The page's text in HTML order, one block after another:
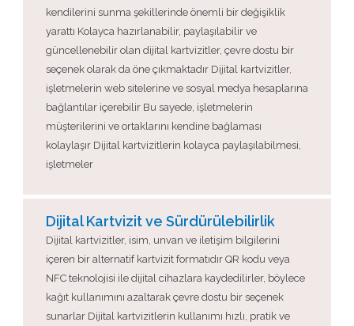
kendilerini sunma şekillerinde önemli bir değişiklik
yarattı Kolayca hazırlanabilir, paylaşılabilir ve
güncellenebilir olan dijital kartvizitler, çevre dostu bir
seçenek olarak da öne çıkmaktadır Dijital kartvizitler,
işletmelerin web sitelerine ve sosyal medya hesaplarına
bağlantılar içerebilir Bu sayede, işletmelerin
müşterilerini ve ortaklarını kendine bağlaması
kolaylaşır Dijital kartvizitlerin kolayca paylaşılabilmesi,
işletmeler
Dijital Kartvizit ve Sürdürülebilirlik
Dijital kartvizitler, isim, unvan ve iletişim bilgilerini
içeren bir alternatif kartvizit formatıdır QR kodu veya
NFC teknolojisi ile dijital cihazlara kaydedilirler, böylece
kağıt kullanımını azaltarak çevre dostu bir seçenek
sunarlar Dijital kartvizitlerin kullanımı hızlı, pratik ve